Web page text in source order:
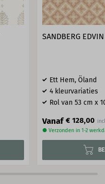
SANDBERG
Ett Hem, Öland
4 kleurvariaties
Rol van 53 cm x
Vanaf € 128,00
● Verzonden in 1-2